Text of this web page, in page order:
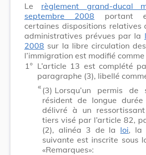
Le règlement grand-ducal
septembre 2008 portant
certaines dispositions relatives
administratives prévues par la
2008 sur la libre circulation
l’immigration est modifié
1° L’article 13 est complété
paragraphe (3), libellé
​ «(3) Lorsqu’un permis de
résident de longue
délivré à un
tiers visé par l’article 82,
(2), alinéa 3 de la loi, la
suivante est inscrite sous
«Remarques»: